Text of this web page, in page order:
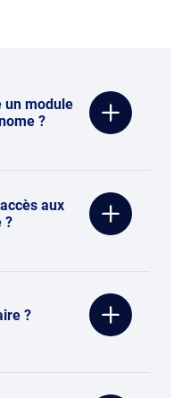
un module
?
aux
?
?